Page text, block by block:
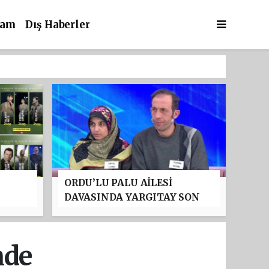
Dış Haberler
ORDU’LU PALU AİLESİ
DAVASINDA YARGITAY SON
USTAEL’İN MÜEBBET HAPİS